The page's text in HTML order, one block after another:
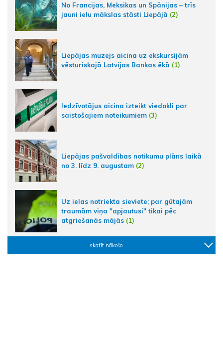
No Francijas, Meksikas un Spānijas – trīs
jauni ielu mākslas stāsti Liepājā (2)
Liepājas muzejs aicina uz ekskursijām
vēsturiskajā Latvijas Bankas ēkā (1)
Iedzīvotājus aicina izteikt viedokli par
saistošajiem noteikumiem (3)
Liepājas pašvaldības notikumu plāns laikā
no 3. līdz 9. augustam (2)
Uz ielas notriekta sieviete; par gūtajām
traumām viņa "apjautusi" tikai pēc
atgriešanās mājās (1)
skatīt nākošo